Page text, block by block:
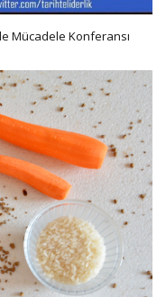
Mücadele Konferansı